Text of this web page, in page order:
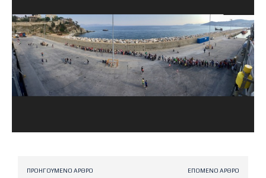
ΠΡΟΗΓΟΎΜΕΝΟ ΆΡΘΡΟ ΕΠΌΜΕΝΟ ΆΡΘΡΟ